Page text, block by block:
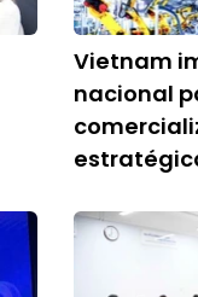
Vietnam
nacional